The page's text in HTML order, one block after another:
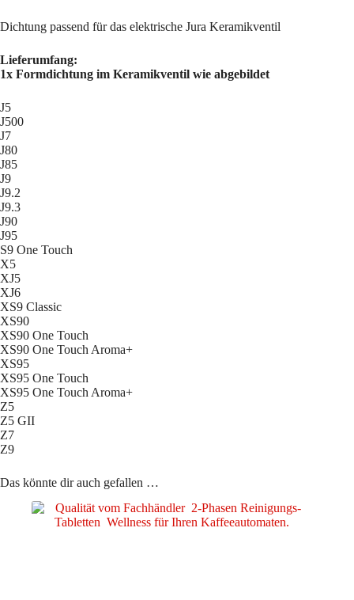
Dichtung passend für das elektrische Jura Keramikventil
Lieferumfang:
1x Formdichtung im Keramikventil wie abgebildet
J5
J500
J7
J80
J85
J9
J9.2
J9.3
J90
J95
S9 One Touch
X5
XJ5
XJ6
XS9 Classic
XS90
XS90 One Touch
XS90 One Touch Aroma+
XS95
XS95 One Touch
XS95 One Touch Aroma+
Z5
Z5 GII
Z7
Z9
Das könnte dir auch gefallen …